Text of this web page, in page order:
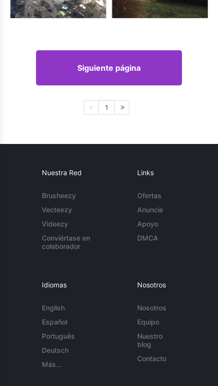
Siguiente página
1
Nuestra Red
Brusheezy
Vecteezy
Videezy
Conviértase en
colaborador
Links
Ofertas
Anuncie
Apoyo
DMCA
Idiomas
English
Español
Português
Deutsch
Más...
Nosotros
Nosotros
Equipo
Nuestro
blog
Contacto